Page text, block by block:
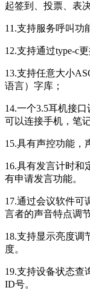
起签到、投票、表
11.支持服务呼叫功
12.支持通过type-c
13.支持任意大小
语言）字库；
14.一个3.5耳机接
可以连接手机，笔
15.具有声控功能，
16.具有发言计时和
有申请发言功能。
17.通过会议软件可
言者的声音特点调
18.支持显示亮度调
度。
19.支持设备状态查
ID号。